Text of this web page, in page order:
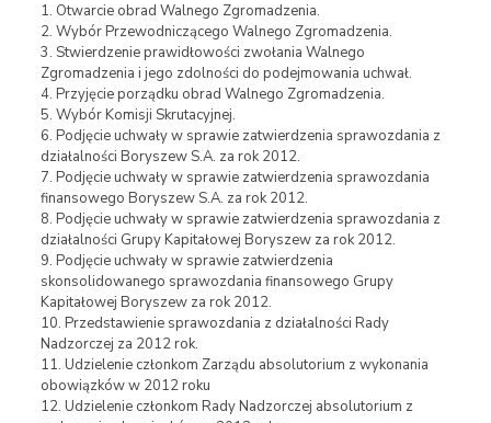
1. Otwarcie obrad Walnego Zgromadzenia.
2. Wybór Przewodniczącego Walnego Zgromadzenia.
3. Stwierdzenie prawidłowości zwołania Walnego
Zgromadzenia i jego zdolności do podejmowania uchwał.
4. Przyjęcie porządku obrad Walnego Zgromadzenia.
5. Wybór Komisji Skrutacyjnej.
6. Podjęcie uchwały w sprawie zatwierdzenia sprawozdania z
działalności Boryszew S.A. za rok 2012.
7. Podjęcie uchwały w sprawie zatwierdzenia sprawozdania
finansowego Boryszew S.A. za rok 2012.
8. Podjęcie uchwały w sprawie zatwierdzenia sprawozdania z
działalności Grupy Kapitałowej Boryszew za rok 2012.
9. Podjęcie uchwały w sprawie zatwierdzenia
skonsolidowanego sprawozdania finansowego Grupy
Kapitałowej Boryszew za rok 2012.
10. Przedstawienie sprawozdania z działalności Rady
Nadzorczej za 2012 rok.
11. Udzielenie członkom Zarządu absolutorium z wykonania
obowiązków w 2012 roku
12. Udzielenie członkom Rady Nadzorczej absolutorium z